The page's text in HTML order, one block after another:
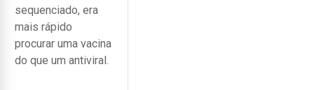
sequenciado, era
mais rápido
procurar uma vacina
do que um antiviral.